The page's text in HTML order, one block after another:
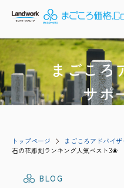
まごころ
サポ
トップページ まごころアドバイ
石の花彫刻ランキング人気ベスト3❀
BLOG